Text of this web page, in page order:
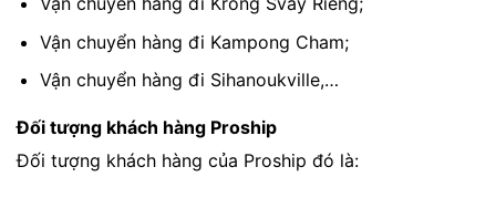
Vận chuyển hàng đi Kampong Cham;
Vận chuyển hàng đi Sihanoukville,…
Đối tượng khách hàng Proship
Đối tượng khách hàng của Proship đó là: